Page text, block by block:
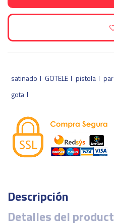
satinado GOTELE pistola
gota
Descripción
Detalles del